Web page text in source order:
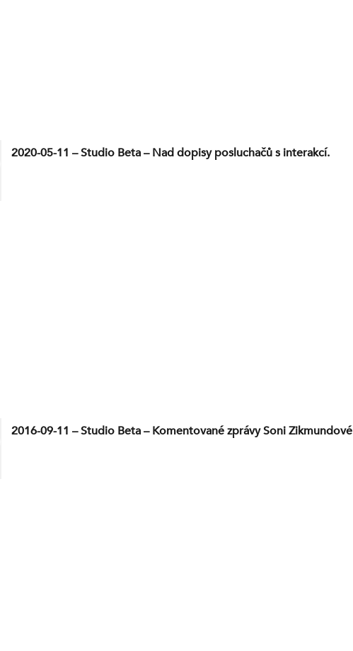
2020-05-11 – Studio Beta – Nad dopisy posluchačů s interakcí.
2016-09-11 – Studio Beta – Komentované zprávy Soni Zikmundové